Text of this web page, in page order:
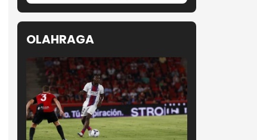
OLAHRAGA